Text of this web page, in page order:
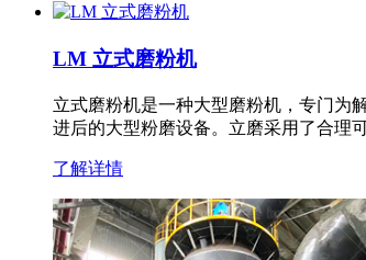
LM 立式磨粉机
立式磨粉机是一种大型磨粉机，专门为
进后的大型粉磨设备。立磨采用了合理
了解详情